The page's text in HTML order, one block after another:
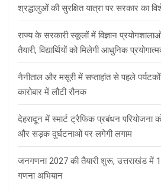
श्रद्धालुओं की सुरक्षित यात्रा पर सरकार का
राज्य के सरकारी स्कूलों में विज्ञान
तैयारी, विद्यार्थियों को मिलेगी आधुनिक
नैनीताल और मसूरी में सप्ताहांत से पहले पर्यटकों
कारोबार में लौटी रौनक
देहरादून में स्मार्ट ट्रैफिक प्रबंधन परियोजना
और सड़क दुर्घटनाओं पर लगेगी लगाम
जनगणना 2027 की तैयारी शुरू, उत्तराखंड में
गणना अभियान